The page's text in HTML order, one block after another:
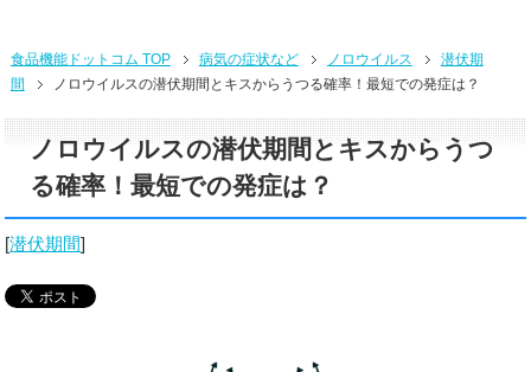
食品機能ドットコム TOP 病気の症状など ノロウイルス
潜伏期
間
ノロウイルスの潜伏期間とキスからうつる確率！最短での発症は？
ノロウイルスの潜伏期間とキスからうつ
る確率！最短での発症は？
[潜伏期間]